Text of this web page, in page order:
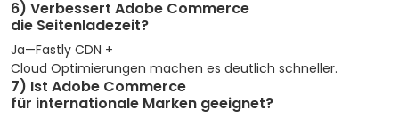
6) Verbessert Adobe Commerce
die Seitenladezeit?
Ja—Fastly CDN +
Cloud Optimierungen machen es deutlich schneller.
7) Ist Adobe Commerce
für internationale Marken geeignet?